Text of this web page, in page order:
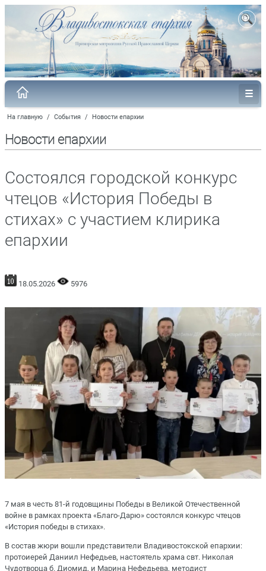
На главную / События / Новости епархии
Новости епархии
Состоялся городской конкурс
чтецов «История Победы в
стихах» с участием клирика
епархии
18.05.2026 5976
7 мая в честь 81-й годовщины Победы в Великой Отечественной
войне в рамках проекта «Благо-Дарю» состоялся конкурс чтецов
«История победы в стихах».
В состав жюри вошли представители Владивостокской епархии:
протоиерей Даниил Нефедьев, настоятель храма свт. Николая
Чудотворца б. Диомид, и Марина Нефедьева, методист